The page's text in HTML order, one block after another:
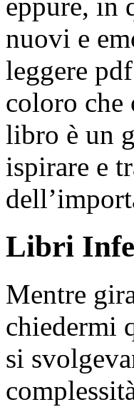
eppure, in
nuovi e
leggere
coloro che
libro è un
ispirare e
Libri
Mentre
chiedermi
si